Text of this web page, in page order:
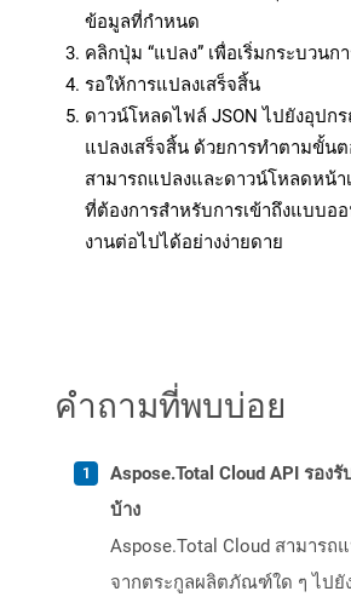
ข้อมูลที่กำหนด
คลิกปุ่ม “แปลง” เพื่อเริ่มกระบวนก
รอให้การแปลงเสร็จสิ้น
ดาวน์โหลดไฟล์ JSON ไปยังอุปก
แปลงเสร็จสิ้น ด้วยการทำตามขั้น
สามารถแปลงและดาวน์โหลดหน้า
ที่ต้องการสำหรับการเข้าถึงแบบอ
งานต่อไปได้อย่างง่ายดาย
คำถามที่พบบ่อย
Aspose.Total Cloud API รอง
บ้าง
Aspose.Total Cloud สามาร
จากตระกูลผลิตภัณฑ์ใด ๆ ไป